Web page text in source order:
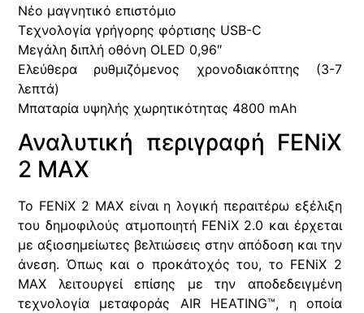
Νέο μαγνητικό επιστόμιο
Τεχνολογία γρήγορης φόρτισης USB-C
Μεγάλη διπλή οθόνη OLED 0,96″
Ελεύθερα ρυθμιζόμενος χρονοδιακόπτης (3-7
λεπτά)
Μπαταρία υψηλής χωρητικότητας 4800 mAh
Αναλυτική περιγραφή FENiX
2 MAX
Το FENiX 2 MAX είναι η λογική περαιτέρω εξέλιξη
του δημοφιλούς ατμοποιητή FENiX 2.0 και έρχεται
με αξιοσημείωτες βελτιώσεις στην απόδοση και την
άνεση. Όπως και ο προκάτοχός του, το FENiX 2
MAX λειτουργεί επίσης με την αποδεδειγμένη
τεχνολογία μεταφοράς AIR HEATING™, η οποία